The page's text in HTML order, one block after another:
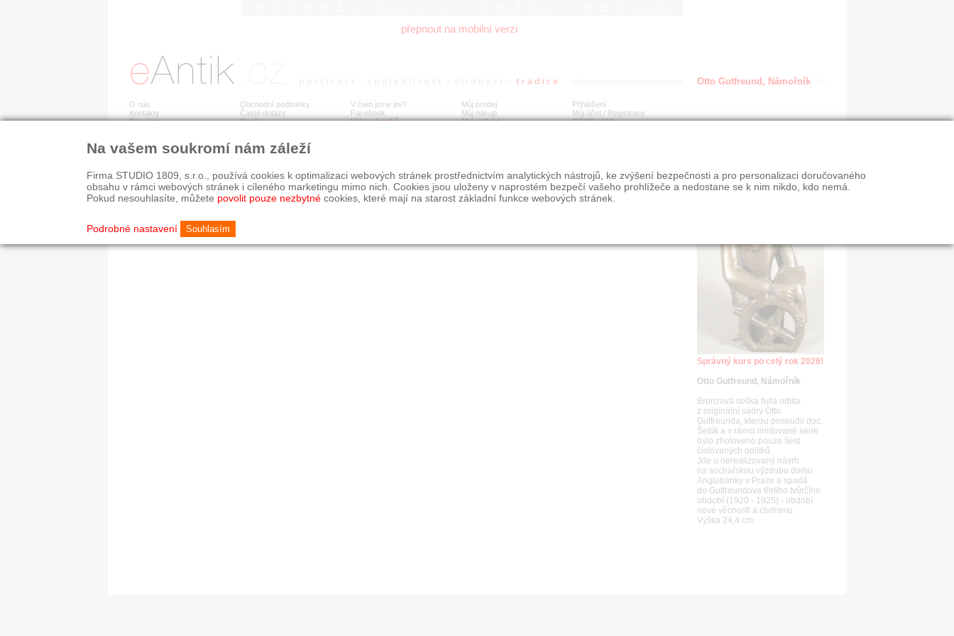
přepnout na mobilní verzi
O nás
Kontakty
Recenze
Obchodní podmínky
Časté dotazy
Ceník
V čem jsme jiní?
Facebook
Výkup šperků
Můj prodej
Můj nákup
Moje album
Přihlášení
Můj účet / Registrace
GDPR/AML
Detail položky již není dostupný.
© 2003-2026 STUDIO 1809, s.r.o.
Otto Gutfreund, Námořník
Správný kurs po celý rok 2026!
Otto Gutfreund, Námořník
Bronzová soška byla odlita
z originální sádry Otto
Gutfreunda, kterou posoudil doc.
Šetlík a v rámci limitované série
bylo zhotoveno pouze šest
číslovaných odlitků.
Jde o nerealizovaný návrh
na sochařskou výzdobu domu
Anglobanky v Praze a spadá
do Gutfreundova třetího tvůrčího
období (1920 - 1925) - období
nové věcnosti a civilismu.
Výška 24,4 cm.
Na vašem soukromí nám záleží
Firma STUDIO 1809, s.r.o., používá cookies k optimalizaci webových stránek prostřednictvím analytických nástrojů, ke zvýšení bezpečnosti a pro personalizaci doručovaného
obsahu v rámci webových stránek i cíleného marketingu mimo nich. Cookies jsou uloženy v naprostém bezpečí vašeho prohlížeče a nedostane se k nim nikdo, kdo nemá.
Pokud nesouhlasíte, můžete povolit pouze nezbytné cookies, které mají na starost základní funkce webových stránek.
Podrobné nastavení Souhlasím